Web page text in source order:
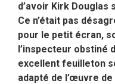
d’avoir Kirk Douglas
Ce n’était pas
pour le petit écran,
l’inspecteur obstiné
excellent feuilleton
adapté de l’œuvre